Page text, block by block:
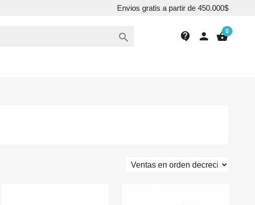
Envios gratis a partir de 450.000$
 contact_support person shopping_basket
0